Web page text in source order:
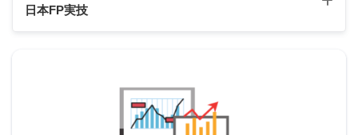
益金に入るもの、損金に入らないものがプラス
日本FP実技
【FP2級】2020年9月きんざい実技試験:個人資産相談
【FP2級】2020年9月きんざい実技試験:生保顧客資産